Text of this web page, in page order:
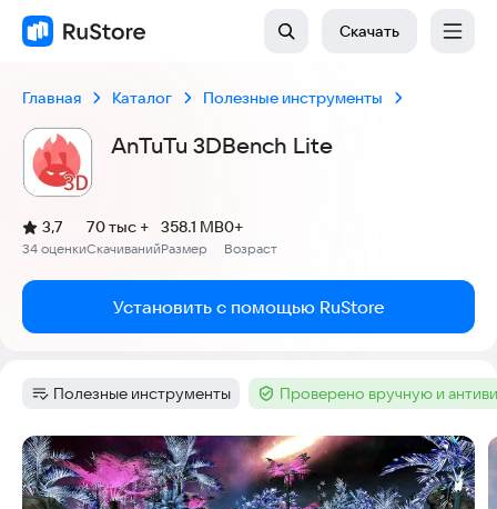
Скачать
Главная Каталог Полезные инструменты
AnTuTu 3DBench Lite
Рейтинг:
3,7
(
34 оценки
)
Скачиваний
70 тыс +
Размер
358.1 MB
Возраст
0+
Установить с помощью RuStore
Категория:
Полезные инструменты Тег :Проверено вручную и
Скриншоты